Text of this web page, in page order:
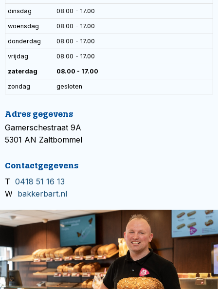
dinsdag 08.00 - 17.00
woensdag 08.00 - 17.00
donderdag 08.00 - 17.00
vrijdag 08.00 - 17.00
zaterdag 08.00 - 17.00
zondag gesloten
Adres gegevens
Gamerschestraat 9A
5301 AN Zaltbommel
Contactgegevens
T 0418 51 16 13
W bakkerbart.nl